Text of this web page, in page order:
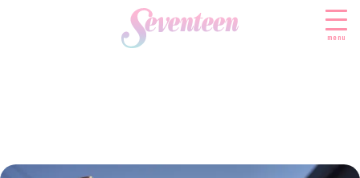
menu
FASHION